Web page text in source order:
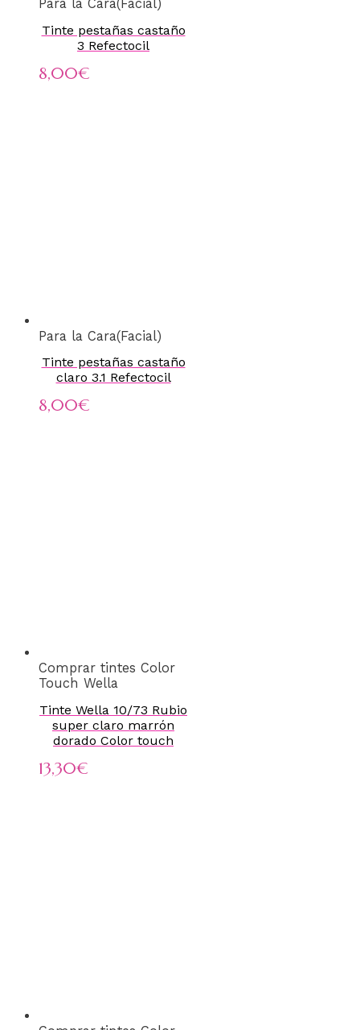
Para la Cara(Facial)
Tinte pestañas castaño
3 Refectocil
8,00€
Para la Cara(Facial)
Tinte pestañas castaño
claro 3.1 Refectocil
8,00€
Comprar tintes Color
Touch Wella
Tinte Wella 10/73 Rubio
super claro marrón
dorado Color touch
13,30€